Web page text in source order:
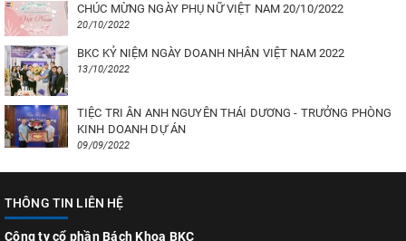
CHÚC MỪNG NGÀY PHỤ NỮ VIỆT NAM 20/10/2022
20/10/2022
BKC KỶ NIỆM NGÀY DOANH NHÂN VIỆT NAM 2022
13/10/2022
TIỆC TRI ÂN ANH NGUYÊN THÁI DƯƠNG - TRƯỞNG PHÒNG
KINH DOANH DỰ ÁN
09/09/2022
THÔNG TIN LIÊN HỆ
Công ty cổ phần Bách Khoa BKC